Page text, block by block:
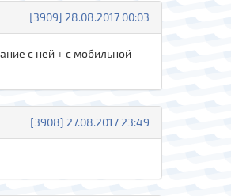
[3909] 28.08.2017 00:03
с ней + с мобильной
[3908] 27.08.2017 23:49